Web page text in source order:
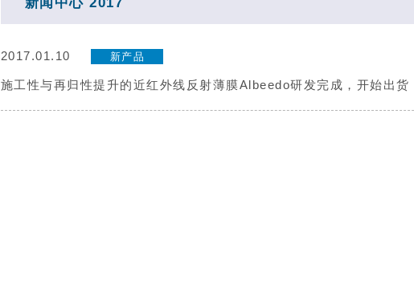
2017.01.10 新产品
施工性与再归性提升的近红外线反射薄膜Albeedo研发完成，开始出货